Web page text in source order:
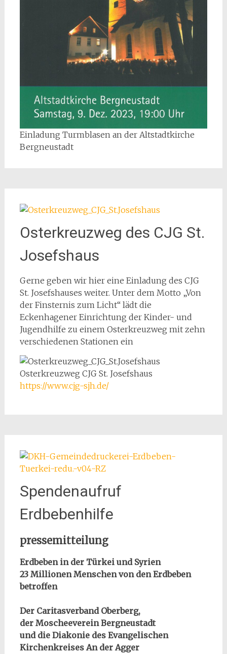
Einladung Turmblasen an der Altstadtkirche
Bergneustadt
Osterkreuzweg des CJG St.
Josefshaus
Gerne geben wir hier eine Einladung des CJG
St. Josefshauses weiter. Unter dem Motto „Von
der Finsternis zum Licht“ lädt die
Eckenhagener Einrichtung der Kinder- und
Jugendhilfe zu einem Osterkreuzweg mit zehn
verschiedenen Stationen ein
Osterkreuzweg CJG St. Josefshaus
https://www.cjg-sjh.de/
Spendenaufruf
Erdbebenhilfe
pressemitteilung
Erdbeben in der Türkei und Syrien
23 Millionen Menschen von den Erdbeben
betroffen
Der Caritasverband Oberberg,
der Moscheeverein Bergneustadt
und die Diakonie des Evangelischen
Kirchenkreises An der Agger